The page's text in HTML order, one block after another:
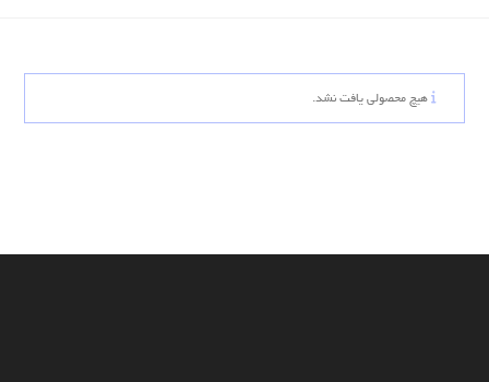
هیچ محصولی یافت نشد.